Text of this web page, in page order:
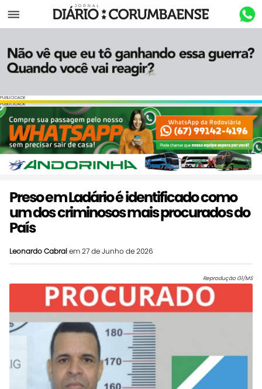
Menu
PUBLICIDADE
PUBLICIDADE
Preso em Ladário é identificado como
um dos criminosos mais procurados do
País
Leonardo Cabralem 27 de Junho de 2026
Reprodução G1/MS